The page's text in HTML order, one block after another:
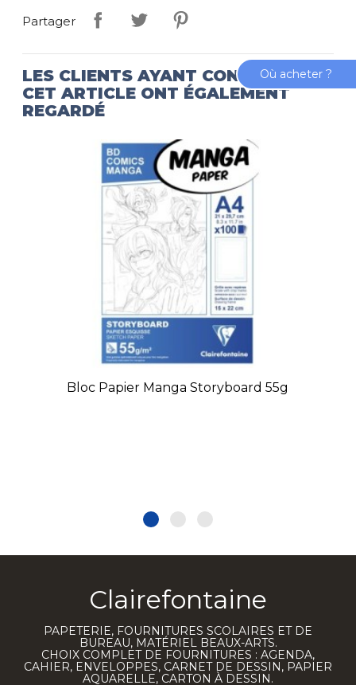
Partager
LES CLIENTS AYANT CONSULTÉ
CET ARTICLE ONT ÉGALEMENT
REGARDÉ
Bloc Papier Manga Storyboard 55g
Clairefontaine
PAPETERIE, FOURNITURES SCOLAIRES ET DE
BUREAU, MATÉRIEL BEAUX-ARTS.
CHOIX COMPLET DE FOURNITURES : AGENDA,
CAHIER, ENVELOPPES, CARNET DE DESSIN, PAPIER
AQUARELLE, CARTON À DESSIN.
Où acheter ?